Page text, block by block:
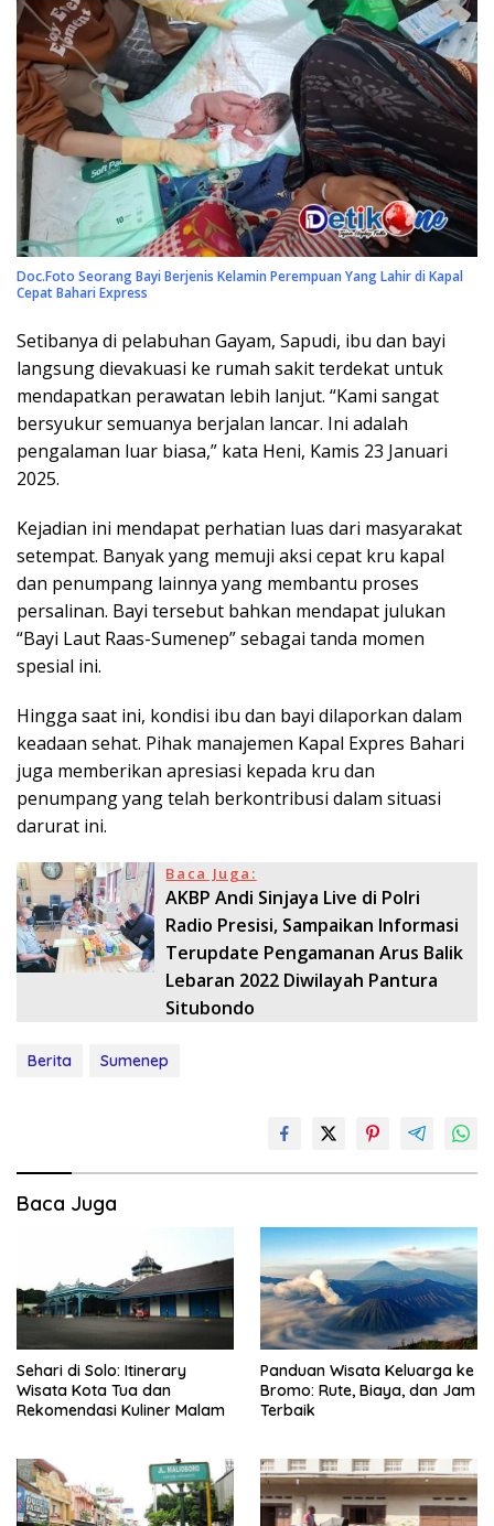
Doc.Foto Seorang Bayi Berjenis Kelamin Perempuan Yang Lahir di Kapal
Cepat Bahari Express
Setibanya di pelabuhan Gayam, Sapudi, ibu dan bayi
langsung dievakuasi ke rumah sakit terdekat untuk
mendapatkan perawatan lebih lanjut. “Kami sangat
bersyukur semuanya berjalan lancar. Ini adalah
pengalaman luar biasa,” kata Heni, Kamis 23 Januari
2025.
Kejadian ini mendapat perhatian luas dari masyarakat
setempat. Banyak yang memuji aksi cepat kru kapal
dan penumpang lainnya yang membantu proses
persalinan. Bayi tersebut bahkan mendapat julukan
“Bayi Laut Raas-Sumenep” sebagai tanda momen
spesial ini.
Hingga saat ini, kondisi ibu dan bayi dilaporkan dalam
keadaan sehat. Pihak manajemen Kapal Expres Bahari
juga memberikan apresiasi kepada kru dan
penumpang yang telah berkontribusi dalam situasi
darurat ini.
Baca Juga:
AKBP Andi Sinjaya Live di Polri
Radio Presisi, Sampaikan Informasi
Terupdate Pengamanan Arus Balik
Lebaran 2022 Diwilayah Pantura
Situbondo
Berita Sumenep
Baca Juga
Sehari di Solo: Itinerary
Wisata Kota Tua dan
Rekomendasi Kuliner Malam
Panduan Wisata Keluarga ke
Bromo: Rute, Biaya, dan Jam
Terbaik